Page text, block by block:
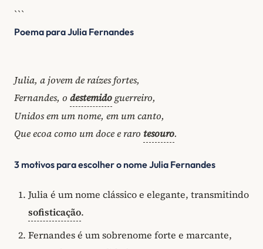
```
Poema para Julia Fernandes
Julia, a jovem de raízes fortes,
Fernandes, o destemidoguerreiro,
Unidos em um nome, em um canto,
Que ecoa como um doce e raro tesouro.
3 motivos para escolher o nome Julia Fernandes
Julia é um nome clássico e elegante, transmitindo
sofisticação.
Fernandes é um sobrenome forte e marcante,